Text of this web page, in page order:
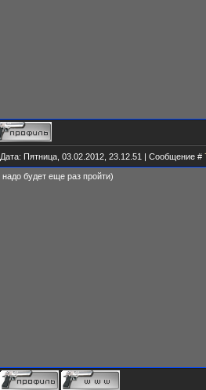
Дата: Пятница, 03.02.2012, 23.12.51 | Сообщение #
надо будет еще раз пройти)